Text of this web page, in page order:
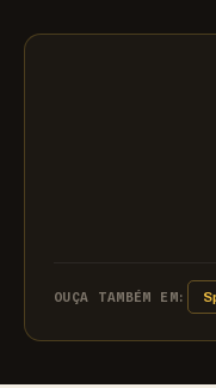
OUÇA TAMBÉM EM: